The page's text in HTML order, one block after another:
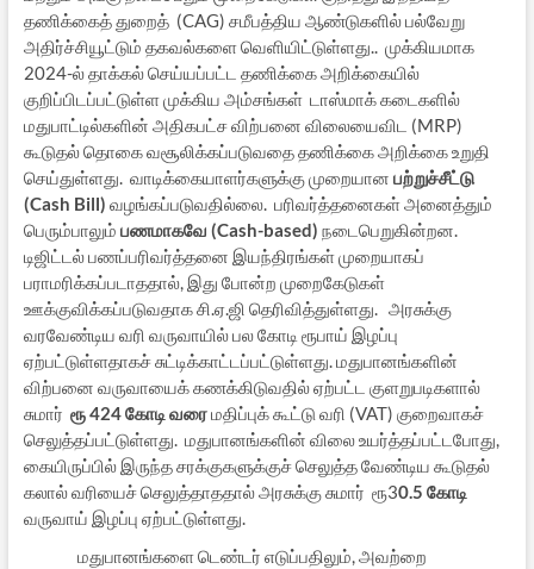
தணிக்கைத் துறைத் (CAG) சமீபத்திய ஆண்டுகளில் பல்வேறு
அதிர்ச்சியூட்டும் தகவல்களை வெளியிட்டுள்ளது.. முக்கியமாக
2024-ல் தாக்கல் செய்யப்பட்ட தணிக்கை அறிக்கையில்
குறிப்பிடப்பட்டுள்ள முக்கிய அம்சங்கள் டாஸ்மாக் கடைகளில்
மதுபாட்டில்களின் அதிகபட்ச விற்பனை விலையைவிட (MRP)
கூடுதல் தொகை வசூலிக்கப்படுவதை தணிக்கை அறிக்கை உறுதி
செய்துள்ளது. வாடிக்கையாளர்களுக்கு முறையான பற்றுச்சீட்டு
(Cash Bill) வழங்கப்படுவதில்லை. பரிவர்த்தனைகள் அனைத்தும்
பெரும்பாலும் பணமாகவே (Cash-based) நடைபெறுகின்றன.
டிஜிட்டல் பணப்பரிவர்த்தனை இயந்திரங்கள் முறையாகப்
பராமரிக்கப்படாததால், இது போன்ற முறைகேடுகள்
ஊக்குவிக்கப்படுவதாக சி.ஏ.ஜி தெரிவித்துள்ளது. அரசுக்கு
வரவேண்டிய வரி வருவாயில் பல கோடி ரூபாய் இழப்பு
ஏற்பட்டுள்ளதாகச் சுட்டிக்காட்டப்பட்டுள்ளது. மதுபானங்களின்
விற்பனை வருவாயைக் கணக்கிடுவதில் ஏற்பட்ட குளறுபடிகளால்
சுமார் ரூ 424 கோடி வரைமதிப்புக் கூட்டு வரி (VAT) குறைவாகச்
செலுத்தப்பட்டுள்ளது. மதுபானங்களின் விலை உயர்த்தப்பட்டபோது,
கையிருப்பில் இருந்த சரக்குகளுக்குச் செலுத்த வேண்டிய கூடுதல்
கலால் வரியைச் செலுத்தாததால் அரசுக்கு சுமார் ரூ30.5 கோடி
வருவாய் இழப்பு ஏற்பட்டுள்ளது.
மதுபானங்களை டெண்டர் எடுப்பதிலும், அவற்றை